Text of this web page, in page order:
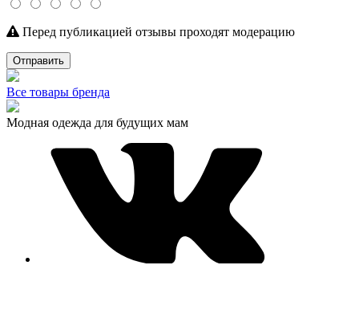
Перед публикацией отзывы проходят модерацию
Отправить
Все товары бренда
Модная одежда для будущих мам